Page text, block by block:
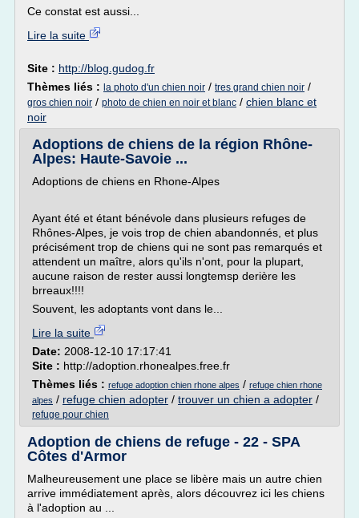
Ce constat est aussi...
Lire la suite
Site : http://blog.gudog.fr
Thèmes liés : la photo d'un chien noir / tres grand chien noir /
gros chien noir / photo de chien en noir et blanc / chien blanc et
noir
Adoptions de chiens de la région Rhône-
Alpes: Haute-Savoie ...
Adoptions de chiens en Rhone-Alpes
Ayant été et étant bénévole dans plusieurs refuges de
Rhônes-Alpes, je vois trop de chien abandonnés, et plus
précisément trop de chiens qui ne sont pas remarqués et
attendent un maître, alors qu'ils n'ont, pour la plupart,
aucune raison de rester aussi longtemsp derière les
brreaux!!!!
Souvent, les adoptants vont dans le...
Lire la suite
Date: 2008-12-10 17:17:41
Site : http://adoption.rhonealpes.free.fr
Thèmes liés : refuge adoption chien rhone alpes / refuge chien rhone
alpes / refuge chien adopter / trouver un chien a adopter /
refuge pour chien
Adoption de chiens de refuge - 22 - SPA
Côtes d'Armor
Malheureusement une place se libère mais un autre chien
arrive immédiatement après, alors découvrez ici les chiens
à l'adoption au ...